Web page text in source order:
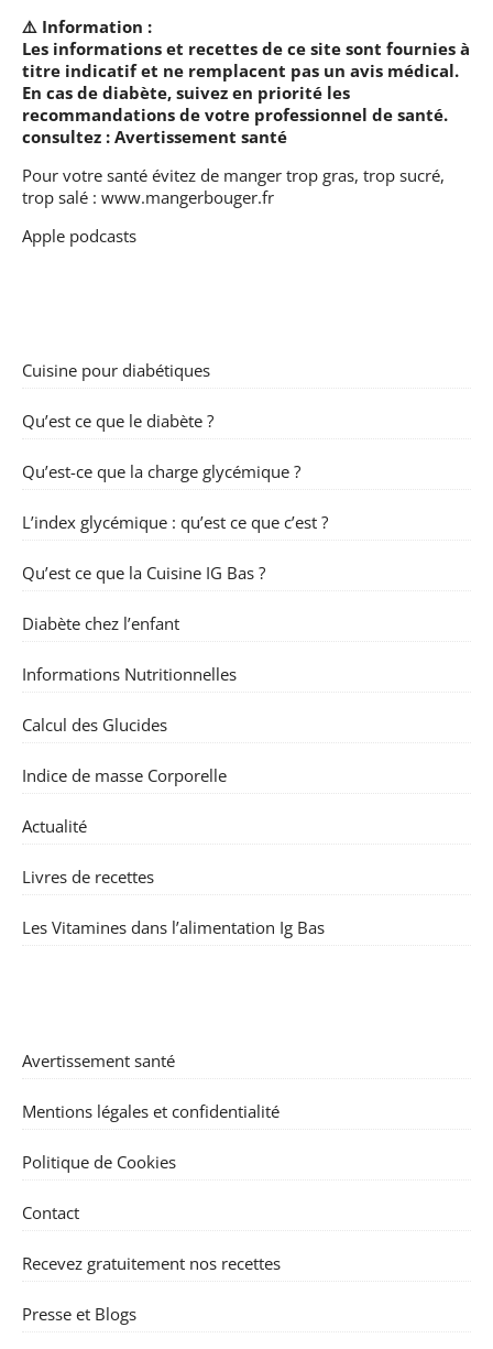
⚠️ Information :
Les informations et recettes de ce site sont fournies à
titre indicatif et ne remplacent pas un avis médical.
En cas de diabète, suivez en priorité les
recommandations de votre professionnel de santé.
consultez : Avertissement santé
Pour votre santé évitez de manger trop gras, trop sucré,
trop salé : www.mangerbouger.fr
Apple podcasts
Cuisine pour diabétiques
Qu’est ce que le diabète ?
Qu’est-ce que la charge glycémique ?
L’index glycémique : qu’est ce que c’est ?
Qu’est ce que la Cuisine IG Bas ?
Diabète chez l’enfant
Informations Nutritionnelles
Calcul des Glucides
Indice de masse Corporelle
Actualité
Livres de recettes
Les Vitamines dans l’alimentation Ig Bas
Avertissement santé
Mentions légales et confidentialité
Politique de Cookies
Contact
Recevez gratuitement nos recettes
Presse et Blogs